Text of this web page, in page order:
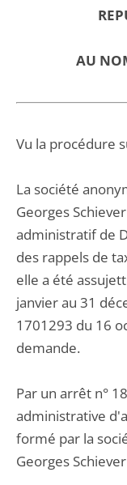
AU
Vu la procédure
La société
Georges
administratif de
des rappels de
elle a été
janvier au 31
1701293 du 16
demande.
Par un arrêt n°
administrative
formé par la
Georges